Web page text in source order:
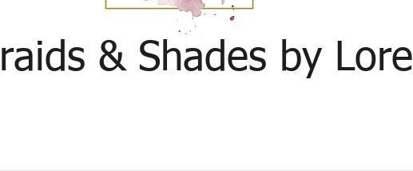
& Shades by Lore